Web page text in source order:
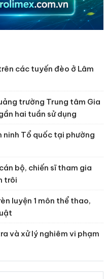
các tuyến đèo ở Lâm
trường Trung tâm Gia
hai tuần sử dụng
ninh Tổ quốc tại phường
bộ, chiến sĩ tham gia
trôi
luyện 1 môn thể thao,
và xử lý nghiêm vi phạm